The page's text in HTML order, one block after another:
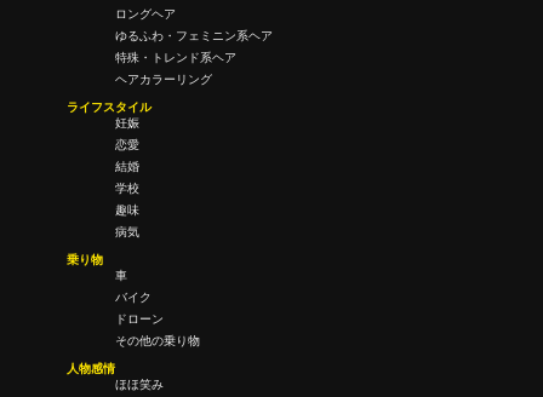
ロングヘア
ゆるふわ・フェミニン系ヘア
特殊・トレンド系ヘア
ヘアカラーリング
ライフスタイル
妊娠
恋愛
結婚
学校
趣味
病気
乗り物
車
バイク
ドローン
その他の乗り物
人物感情
ほほ笑み